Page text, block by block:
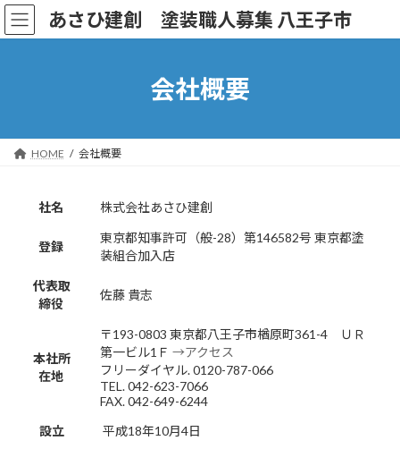
コ
ン
ナ
ビ
あさひ建創 塗装職人募集 八王子市
会社概要
HOME 会社概要
社名 株式会社あさひ建創
登録
東京都知事許可（般-28）第146582号 東京都塗
装組合加入店
代表取
締役
佐藤 貴志
本社所
在地
〒193-0803 東京都八王子市楢原町361-4 ＵＲ
第一ビル1Ｆ →アクセス
フリーダイヤル. 0120-787-066
TEL. 042-623-7066
FAX. 042-649-6244
設立
平成18年10月4日